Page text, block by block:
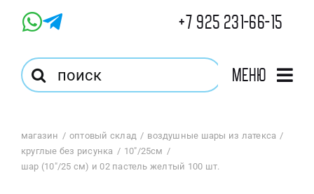
+7 925 231-66-15
Результат
поиска:
Меню
Магазин
магазин оптовый склад
воздушные шары из латекса
круглые без рисунка
10"/25см
шар (10″/25 см) и 02 пастель желтый 100 шт.